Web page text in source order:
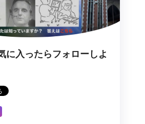
に入ったらフォローしよ